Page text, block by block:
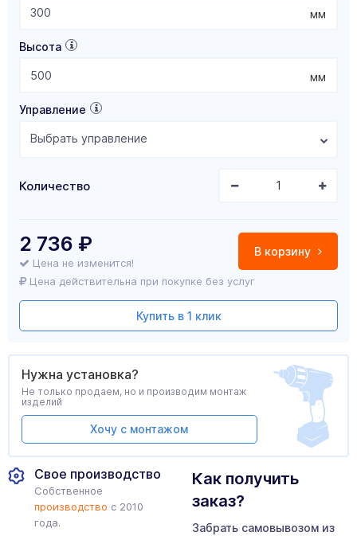
мм
Высота
мм
Управление
Выбрать управление
Количество
В корзину
2 736 ₽
Цена не изменится!
Цена действительна при покупке без услуг
Купить в 1 клик
Свое производство
Собственное
производство с 2010
года.
Как получить
заказ?
Забрать самовывозом из
Нужна установка?
Не только продаем, но и производим монтаж
изделий
Хочу с монтажом